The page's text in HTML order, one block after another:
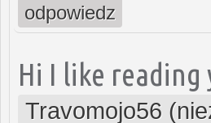
odpowiedz
Hi I like reading
Travomojo56